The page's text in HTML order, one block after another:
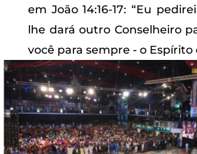
em João 14:16-17: “Eu
lhe dará outro Conselheiro
você para sempre - o Espírito